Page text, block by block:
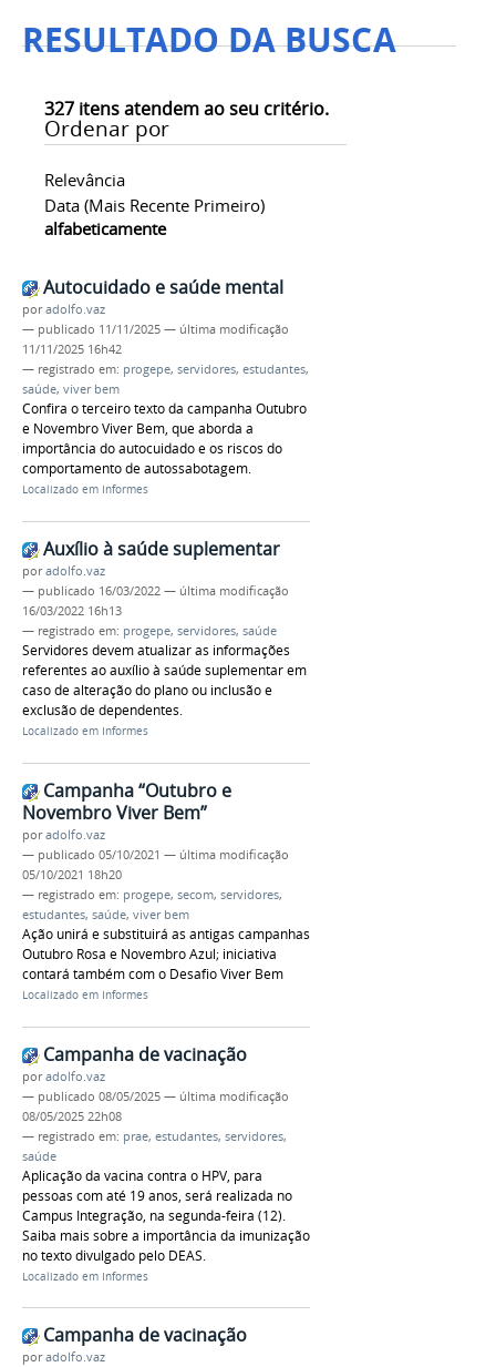
RESULTADO DA BUSCA
327 itens atendem ao seu critério.
Ordenar por
Relevância
Data (mais Recente Primeiro)
alfabeticamente
Autocuidado e saúde mental
poradolfo.vaz
— publicado 11/11/2025 — última modificação
11/11/2025 16h42
— registrado em: progepe, servidores, estudantes,
saúde, viver bem
Confira o terceiro texto da campanha Outubro
e Novembro Viver Bem, que aborda a
importância do autocuidado e os riscos do
comportamento de autossabotagem.
Localizado em Informes
Auxílio à saúde suplementar
poradolfo.vaz
— publicado 16/03/2022 — última modificação
16/03/2022 16h13
— registrado em: progepe, servidores, saúde
Servidores devem atualizar as informações
referentes ao auxílio à saúde suplementar em
caso de alteração do plano ou inclusão e
exclusão de dependentes.
Localizado em Informes
Campanha “Outubro e
Novembro Viver Bem”
poradolfo.vaz
— publicado 05/10/2021 — última modificação
05/10/2021 18h20
— registrado em: progepe, secom, servidores,
estudantes, saúde, viver bem
Ação unirá e substituirá as antigas campanhas
Outubro Rosa e Novembro Azul; iniciativa
contará também com o Desafio Viver Bem
Localizado em Informes
Campanha de vacinação
poradolfo.vaz
— publicado 08/05/2025 — última modificação
08/05/2025 22h08
— registrado em: prae, estudantes, servidores,
saúde
Aplicação da vacina contra o HPV, para
pessoas com até 19 anos, será realizada no
Campus Integração, na segunda-feira (12).
Saiba mais sobre a importância da imunização
no texto divulgado pelo DEAS.
Localizado em Informes
Campanha de vacinação
poradolfo.vaz